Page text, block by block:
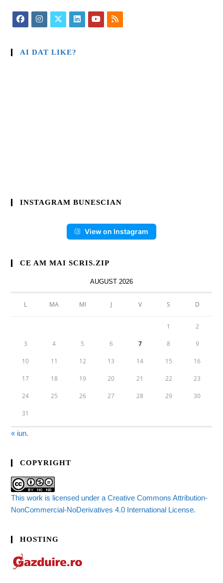
AI DAT LIKE?
INSTAGRAM BUNESCIAN
View on Instagram
CE AM MAI SCRIS.ZIP
AUGUST 2026
L MA MI J V S D
1 2
3 4 5 6 7 8 9
10 11 12 13 14 15 16
17 18 19 20 21 22 23
24 25 26 27 28 29 30
31
« iun.
COPYRIGHT
This work is licensed under a Creative Commons Attribution-
NonCommercial-NoDerivatives 4.0 International License.
HOSTING